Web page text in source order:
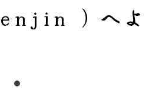
）へよ